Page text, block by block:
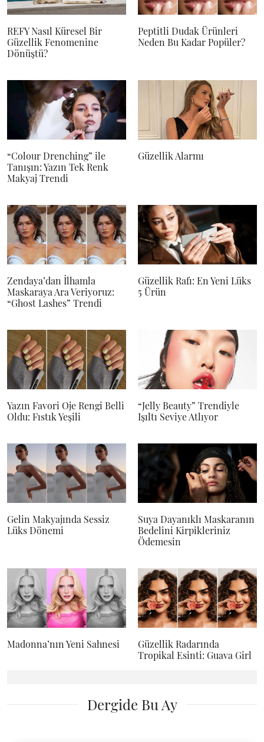
REFY Nasıl Küresel Bir
Güzellik Fenomenine
Dönüştü?
Peptitli Dudak Ürünleri
Neden Bu Kadar Popüler?
“Colour Drenching” ile
Tanışın: Yazın Tek Renk
Makyaj Trendi
Güzellik Alarmı
Zendaya’dan İlhamla
Maskaraya Ara Veriyoruz:
“Ghost Lashes” Trendi
Güzellik Rafı: En Yeni Lüks
5 Ürün
Yazın Favori Oje Rengi Belli
Oldu: Fıstık Yeşili
“Jelly Beauty” Trendiyle
Işıltı Seviye Atlıyor
Gelin Makyajında Sessiz
Lüks Dönemi
Suya Dayanıklı Maskaranın
Bedelini Kirpikleriniz
Ödemesin
Madonna’nın Yeni Sahnesi
Güzellik Radarında
Tropikal Esinti: Guava Girl
Dergide Bu Ay